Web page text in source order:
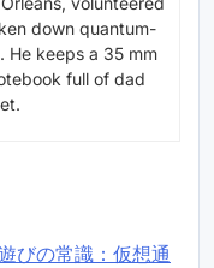
down quantum-
He keeps a 35 mm
full of dad
びの常識：仮想通